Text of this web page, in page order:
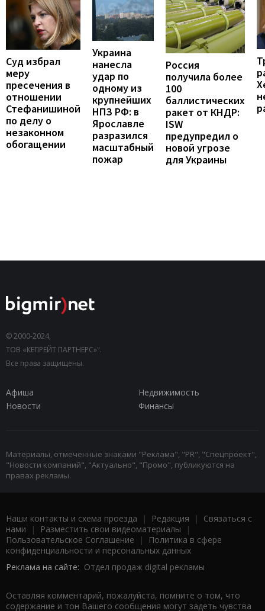
Суд избрал
меру
пресечения в
отношении
Стефанишиной
по делу о
незаконном
обогащении
Украина
нанесла
удар по
одному из
крупнейших
НПЗ РФ: в
Ярославле
разразился
масштабный
пожар
Россия
получила более
100
баллистических
ракет от КНДР:
ISW
предупредил о
новой угрозе
для Украины
© 2000-2024,
ТОВ «КЕПРЕЙТ ПАРТНЕРС»".
Все права защищены.
Афиша
Недвижимость
Новости
Финансы
Материалы, отмеченные знаками "Реклама", "PR", "Спецпроект",
"Новости компаний", "Актуально", "Промо", публикуются на
правах рекламы.
Наши контакты и схема проезда | Редакция | Связаться с
нами | Разместить свои видеоматериалы |
Пользовательское Соглашение |
Политика в сфере
конфиденциальности и персональных данных
Реклама на сайте: Отдел продаж digital рекламы
Оставляя комментарий, пожалуйста, помните о том, что
содержание и тон Вашего сообщения могут задеть чувства